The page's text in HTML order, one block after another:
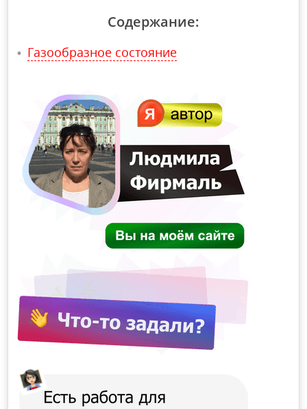
Содержание:
Газообразное состояние